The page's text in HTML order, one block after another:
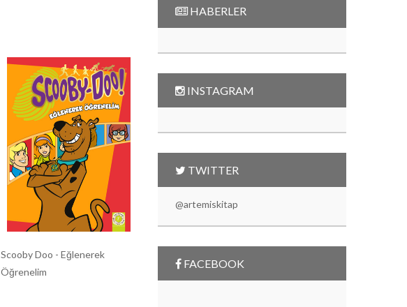
Scooby Doo - Eğlenerek
Öğrenelim
HABERLER
INSTAGRAM
TWITTER
@artemiskitap
FACEBOOK